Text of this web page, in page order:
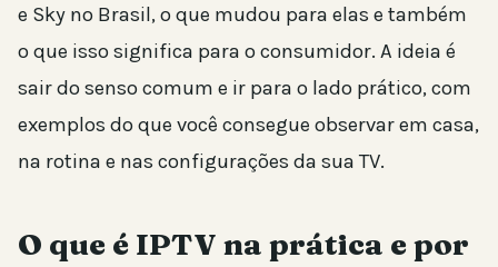
e Sky no Brasil, o que mudou para elas e também
o que isso significa para o consumidor. A ideia é
sair do senso comum e ir para o lado prático, com
exemplos do que você consegue observar em casa,
na rotina e nas configurações da sua TV.
O que é IPTV na prática e por